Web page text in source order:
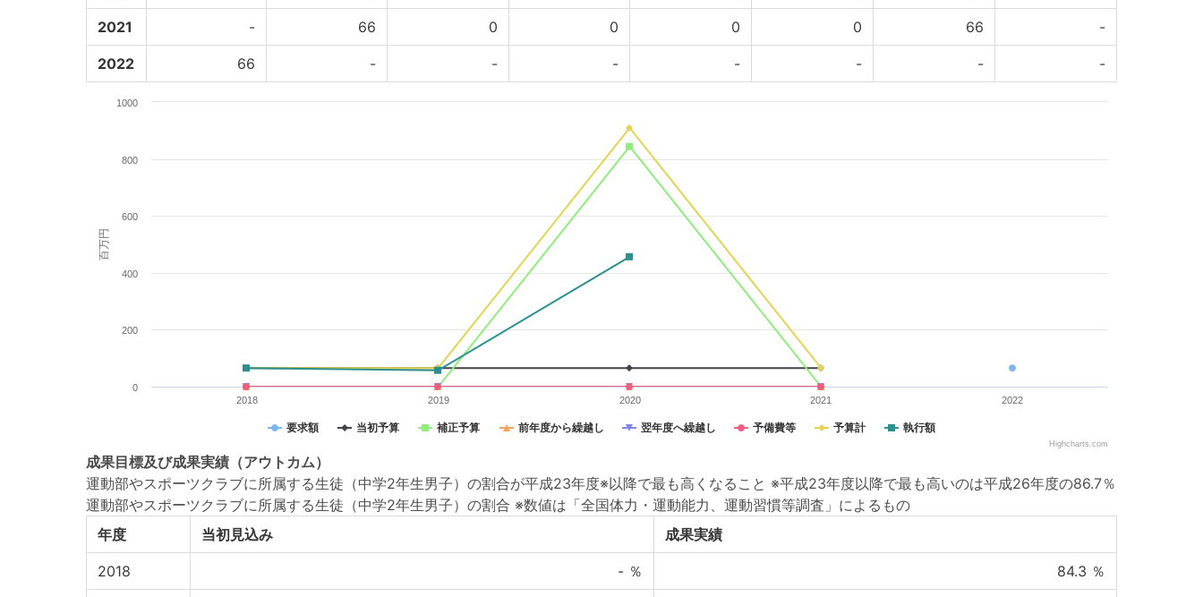
2021 - 66 0 0 0 0 66 -
2022 66 - - - - - - -
百万円
要求額 当初予算 補正予算 前年度から繰越し 翌年度へ繰越し 予備費等 予算計 執行額
2018 2019 2020 2021 2022
0
200
400
600
800
1000
Highcharts.com
成果目標及び成果実績 （アウトカム）
運動部やスポーツクラブに所属する生徒（中学2年生男子）の割合が平成23年度※以降で最も高くなること ※平成23年度以降で最も高いのは平成26年度の86.7％
運動部やスポーツクラブに所属する生徒（中学2年生男子）の割合 ※数値は「全国体力・運動能力、運動習慣等調査」によるもの
年度
当初見込み 成果実績
2018 - ％ 84.3 ％